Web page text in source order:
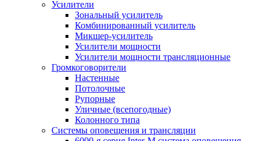
Усилители
Зональный усилитель
Комбинированный усилитель
Микшер-усилитель
Усилители мощности
Усилители мощности трансляционные
Громкоговорители
Настенные
Потолочные
Рупорные
Уличные (всепогодные)
Колонного типа
Системы оповещения и трансляции